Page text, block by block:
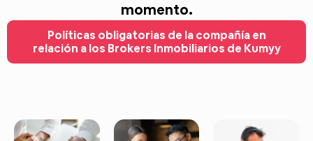
momento.
Políticas obligatorias de la compañía en
relación a los Brokers Inmobiliarios de Kumyy